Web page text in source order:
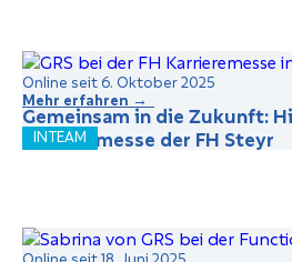
INTEAM
Online seit 6. Oktober 2025
Gemeinsam in die Zukunft:
Karrieremesse der FH Steyr
Mehr erfahren →
Online seit 18. Juni 2025